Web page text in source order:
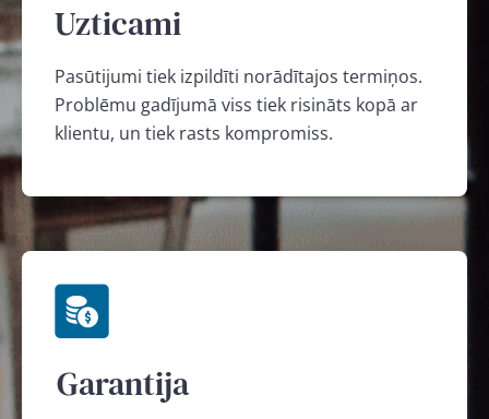
Uzticami
Pasūtijumi tiek izpildīti norādītajos termiņos.
Problēmu gadījumā viss tiek risināts kopā ar
klientu, un tiek rasts kompromiss.
Garantija